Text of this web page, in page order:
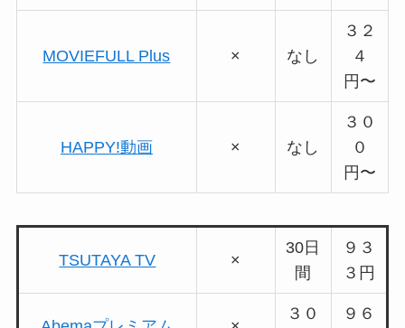
MOVIEFULL Plus × なし
３２
４
円〜
HAPPY!動画 × なし
３０
０
円〜
TSUTAYA TV ×
30日
間
９３
３円
３０
９６